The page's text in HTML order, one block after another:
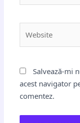
Salvează-mi
acest navigator
comentez.